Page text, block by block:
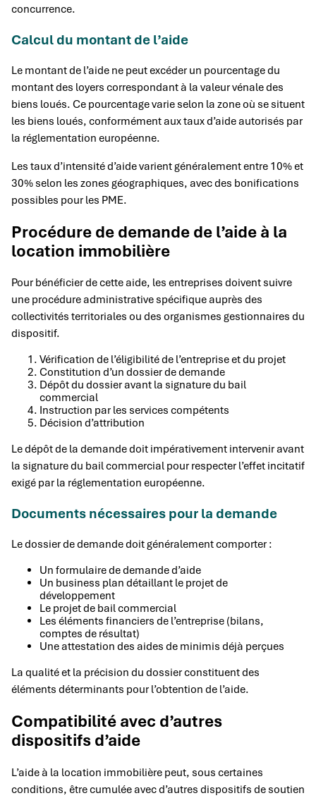
concurrence.
Calcul du montant de l’aide
Le montant de l’aide ne peut excéder un pourcentage du
montant des loyers correspondant à la valeur vénale des
biens loués. Ce pourcentage varie selon la zone où se situent
les biens loués, conformément aux taux d’aide autorisés par
la réglementation européenne.
Les taux d’intensité d’aide varient généralement entre 10% et
30% selon les zones géographiques, avec des bonifications
possibles pour les PME.
Procédure de demande de l’aide à la
location immobilière
Pour bénéficier de cette aide, les entreprises doivent suivre
une procédure administrative spécifique auprès des
collectivités territoriales ou des organismes gestionnaires du
dispositif.
Vérification de l’éligibilité de l’entreprise et du projet
Constitution d’un dossier de demande
Dépôt du dossier avant la signature du bail
commercial
Instruction par les services compétents
Décision d’attribution
Le dépôt de la demande doit impérativement intervenir avant
la signature du bail commercial pour respecter l’effet incitatif
exigé par la réglementation européenne.
Documents nécessaires pour la demande
Le dossier de demande doit généralement comporter :
Un formulaire de demande d’aide
Un business plan détaillant le projet de
développement
Le projet de bail commercial
Les éléments financiers de l’entreprise (bilans,
comptes de résultat)
Une attestation des aides de minimis déjà perçues
La qualité et la précision du dossier constituent des
éléments déterminants pour l’obtention de l’aide.
Compatibilité avec d’autres
dispositifs d’aide
L’aide à la location immobilière peut, sous certaines
conditions, être cumulée avec d’autres dispositifs de soutien